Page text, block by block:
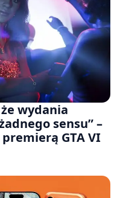
wydania
sensu” –
GTA VI